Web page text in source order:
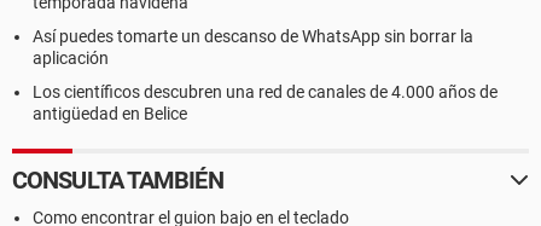
Así puedes tomarte un descanso de WhatsApp sin borrar la
aplicación
Los científicos descubren una red de canales de 4.000 años de
antigüedad en Belice
CONSULTA TAMBIÉN
Como encontrar el guion bajo en el teclado